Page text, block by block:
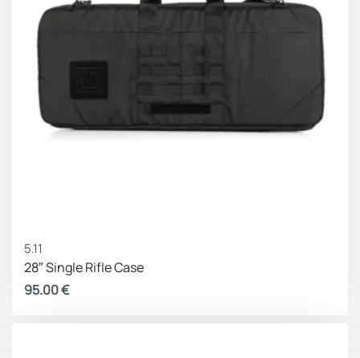
5.11
28″ Single Rifle Case
95.00€